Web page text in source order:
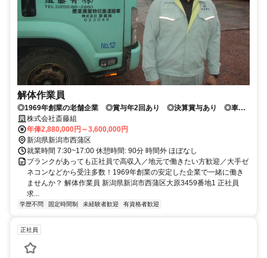
解体作業員
◎1969年創業の老舗企業 ◎賞与年2回あり ◎決算賞与あり ◎車通
勤・バイク通勤OK ◎無料駐車場あり ◎通勤手当あり
株式会社斎藤組
年俸2,880,000円～3,600,000円
新潟県新潟市西蒲区
就業時間 7:30~17:00 休憩時間: 90分 時間外 ほぼなし
ブランクがあっても正社員で高収入／地元で働きたい方歓迎／大手ゼ
ネコンなどから受注多数！1969年創業の安定した企業で一緒に働き
ませんか？ 解体作業員 新潟県新潟市西蒲区大原3459番地1 正社員
求...
学歴不問 固定時間制 未経験者歓迎 有資格者歓迎
正社員